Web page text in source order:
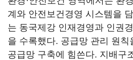
계와 안전보건경영 시스템을
는 동국제강 인재경영과 인권
을 수록했다. 공급망 관리 원
공급망 구축에 힘쓴다. 지배구